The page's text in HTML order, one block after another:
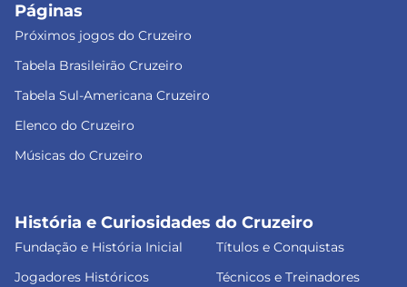
Páginas
Próximos jogos do Cruzeiro
Tabela Brasileirão Cruzeiro
Tabela Sul-Americana Cruzeiro
Elenco do Cruzeiro
Músicas do Cruzeiro
História e Curiosidades do Cruzeiro
Fundação e História Inicial
Títulos e Conquistas
Jogadores Históricos
Técnicos e Treinadores